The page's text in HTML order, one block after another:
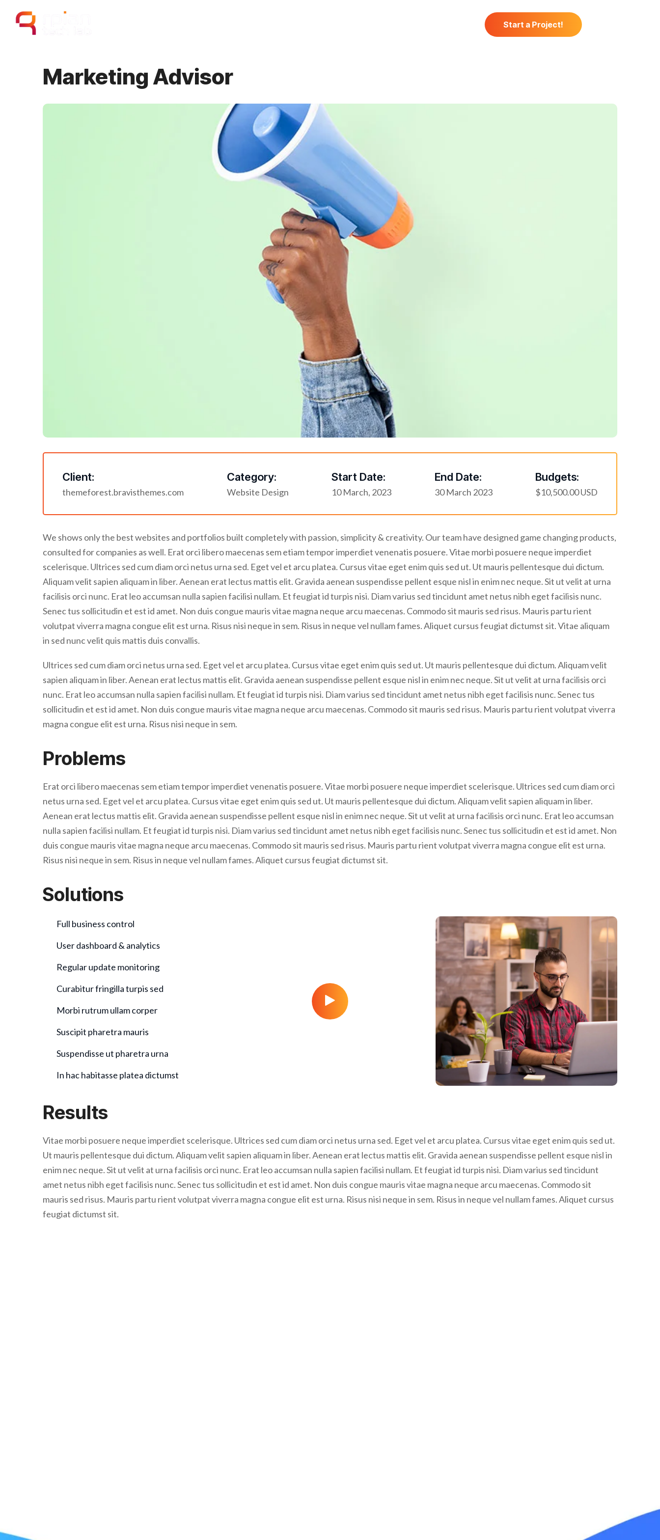
Start a Project!
Marketing Advisor
Client:
themeforest.bravisthemes.com
Category:
Website Design
Start Date:
10 March, 2023
End Date:
30 March 2023
Budgets:
$10,500.00 USD
We shows only the best websites and portfolios built completely with passion, simplicity & creativity. Our team have designed game changing products,
consulted for companies as well. Erat orci libero maecenas sem etiam tempor imperdiet venenatis posuere. Vitae morbi posuere neque imperdiet
scelerisque. Ultrices sed cum diam orci netus urna sed. Eget vel et arcu platea. Cursus vitae eget enim quis sed ut. Ut mauris pellentesque dui dictum.
Aliquam velit sapien aliquam in liber. Aenean erat lectus mattis elit. Gravida aenean suspendisse pellent esque nisl in enim nec neque. Sit ut velit at urna
facilisis orci nunc. Erat leo accumsan nulla sapien facilisi nullam. Et feugiat id turpis nisi. Diam varius sed tincidunt amet netus nibh eget facilisis nunc.
Senec tus sollicitudin et est id amet. Non duis congue mauris vitae magna neque arcu maecenas. Commodo sit mauris sed risus. Mauris partu rient
volutpat viverra magna congue elit est urna. Risus nisi neque in sem. Risus in neque vel nullam fames. Aliquet cursus feugiat dictumst sit. Vitae aliquam
in sed nunc velit quis mattis duis convallis.
Ultrices sed cum diam orci netus urna sed. Eget vel et arcu platea. Cursus vitae eget enim quis sed ut. Ut mauris pellentesque dui dictum. Aliquam velit
sapien aliquam in liber. Aenean erat lectus mattis elit. Gravida aenean suspendisse pellent esque nisl in enim nec neque. Sit ut velit at urna facilisis orci
nunc. Erat leo accumsan nulla sapien facilisi nullam. Et feugiat id turpis nisi. Diam varius sed tincidunt amet netus nibh eget facilisis nunc. Senec tus
sollicitudin et est id amet. Non duis congue mauris vitae magna neque arcu maecenas. Commodo sit mauris sed risus. Mauris partu rient volutpat viverra
magna congue elit est urna. Risus nisi neque in sem.
Problems
Erat orci libero maecenas sem etiam tempor imperdiet venenatis posuere. Vitae morbi posuere neque imperdiet scelerisque. Ultrices sed cum diam orci
netus urna sed. Eget vel et arcu platea. Cursus vitae eget enim quis sed ut. Ut mauris pellentesque dui dictum. Aliquam velit sapien aliquam in liber.
Aenean erat lectus mattis elit. Gravida aenean suspendisse pellent esque nisl in enim nec neque. Sit ut velit at urna facilisis orci nunc. Erat leo accumsan
nulla sapien facilisi nullam. Et feugiat id turpis nisi. Diam varius sed tincidunt amet netus nibh eget facilisis nunc. Senec tus sollicitudin et est id amet. Non
duis congue mauris vitae magna neque arcu maecenas. Commodo sit mauris sed risus. Mauris partu rient volutpat viverra magna congue elit est urna.
Risus nisi neque in sem. Risus in neque vel nullam fames. Aliquet cursus feugiat dictumst sit.
Solutions
Full business control
User dashboard & analytics
Regular update monitoring
Curabitur fringilla turpis sed
Morbi rutrum ullam corper
Suscipit pharetra mauris
Suspendisse ut pharetra urna
In hac habitasse platea dictumst
Results
Vitae morbi posuere neque imperdiet scelerisque. Ultrices sed cum diam orci netus urna sed. Eget vel et arcu platea. Cursus vitae eget enim quis sed ut.
Ut mauris pellentesque dui dictum. Aliquam velit sapien aliquam in liber. Aenean erat lectus mattis elit. Gravida aenean suspendisse pellent esque nisl in
enim nec neque. Sit ut velit at urna facilisis orci nunc. Erat leo accumsan nulla sapien facilisi nullam. Et feugiat id turpis nisi. Diam varius sed tincidunt
amet netus nibh eget facilisis nunc. Senec tus sollicitudin et est id amet. Non duis congue mauris vitae magna neque arcu maecenas. Commodo sit
mauris sed risus. Mauris partu rient volutpat viverra magna congue elit est urna. Risus nisi neque in sem. Risus in neque vel nullam fames. Aliquet cursus
feugiat dictumst sit.